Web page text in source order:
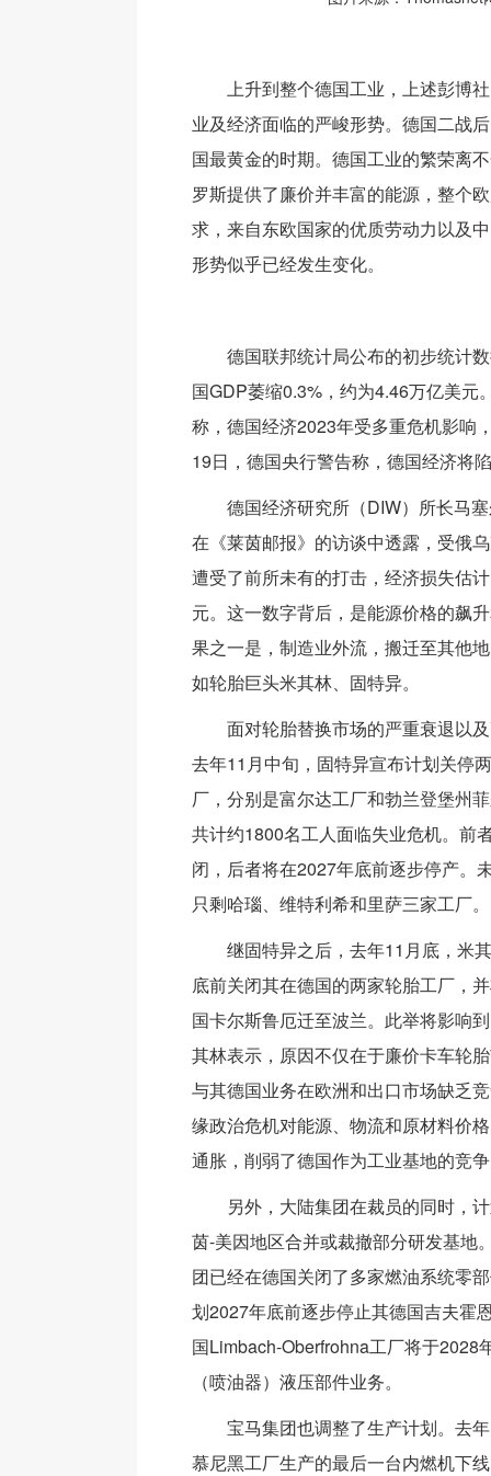
上升到整个德国工业，上述彭博
业及经济面临的严峻形势。德国二战
国最黄金的时期。德国工业的繁荣离
罗斯提供了廉价并丰富的能源，整个
求，来自东欧国家的优质劳动力以及
形势似乎已经发生变化。
德国联邦统计局公布的初步统计
国GDP萎缩0.3%，约为4.46万亿美元
称，德国经济2023年受多重危机影响
19日，德国央行警告称，德国经济将
德国经济研究所（DIW）所长马
在《莱茵邮报》的访谈中透露，受俄
遭受了前所未有的打击，经济损失估
元。这一数字背后，是能源价格的飙
果之一是，制造业外流，搬迁至其他
如轮胎巨头米其林、固特异。
面对轮胎替换市场的严重衰退以
去年11月中旬，固特异宣布计划关停
厂，分别是富尔达工厂和勃兰登堡州
共计约1800名工人面临失业危机。前
闭，后者将在2027年底前逐步停产。
只剩哈瑙、维特利希和里萨三家工厂。
继固特异之后，去年11月底，米
底前关闭其在德国的两家轮胎工厂，
国卡尔斯鲁厄迁至波兰。此举将影响
其林表示，原因不仅在于廉价卡车轮
与其德国业务在欧洲和出口市场缺乏
缘政治危机对能源、物流和原材料价
通胀，削弱了德国作为工业基地的竞
另外，大陆集团在裁员的同时，
茵-美因地区合并或裁撤部分研发基地
团已经在德国关闭了多家燃油系统零
划2027年底前逐步停止其德国吉夫霍
国Limbach-Oberfrohna工厂将于2028
（喷油器）液压部件业务。
宝马集团也调整了生产计划。去
慕尼黑工厂生产的最后一台内燃机下